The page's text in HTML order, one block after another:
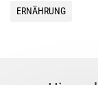
ERNÄHRUNG